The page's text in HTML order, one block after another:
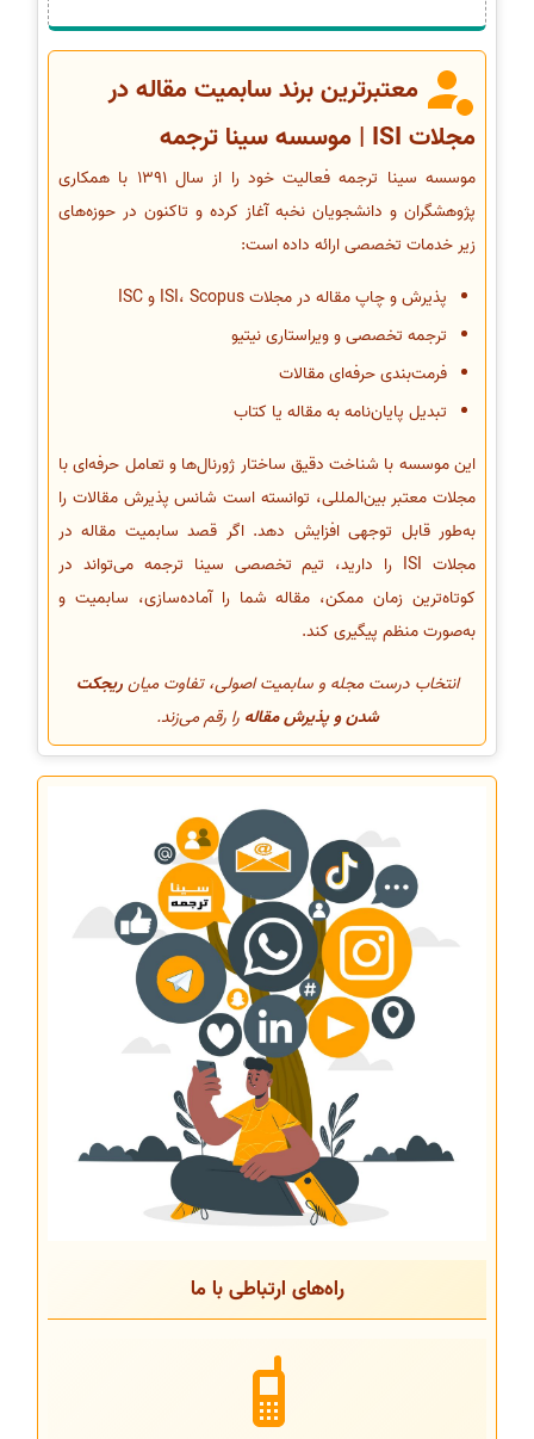
معتبرترین برند سابمیت مقاله در
مجلات ISI | موسسه سینا ترجمه
موسسه سینا ترجمه فعالیت خود را از سال 1391 با همکاری
پژوهشگران و دانشجویان نخبه آغاز کرده و تاکنون در حوزه‌های
زیر خدمات تخصصی ارائه داده است:
پذیرش و چاپ مقاله در مجلات ISI، Scopus و ISC
ترجمه تخصصی و ویراستاری نیتیو
فرمت‌بندی حرفه‌ای مقالات
تبدیل پایان‌نامه به مقاله یا کتاب
این موسسه با شناخت دقیق ساختار ژورنال‌ها و تعامل حرفه‌ای با
مجلات معتبر بین‌المللی، توانسته است شانس پذیرش مقالات را
به‌طور قابل توجهی افزایش دهد. اگر قصد سابمیت مقاله در
مجلات ISI را دارید، تیم تخصصی سینا ترجمه می‌تواند در
کوتاه‌ترین زمان ممکن، مقاله شما را آماده‌سازی، سابمیت و
به‌صورت منظم پیگیری کند.
انتخاب درست مجله و سابمیت اصولی، تفاوت میانریجکت
شدن و پذیرش مقاله را رقم می‌زند.
راه‌های ارتباطی با ما